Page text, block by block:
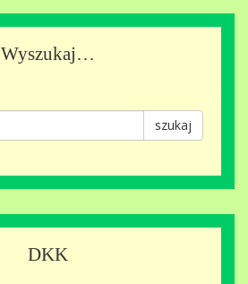
Wyszukaj…
szukaj
DKK